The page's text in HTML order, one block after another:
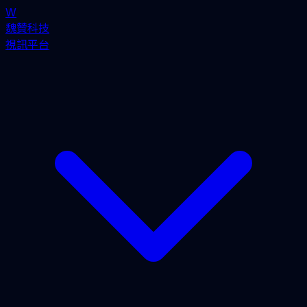
W
魏贊科技
視訊平台